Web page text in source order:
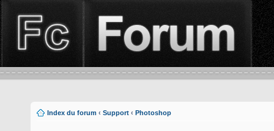
Index du forum ‹ Support ‹ Photoshop